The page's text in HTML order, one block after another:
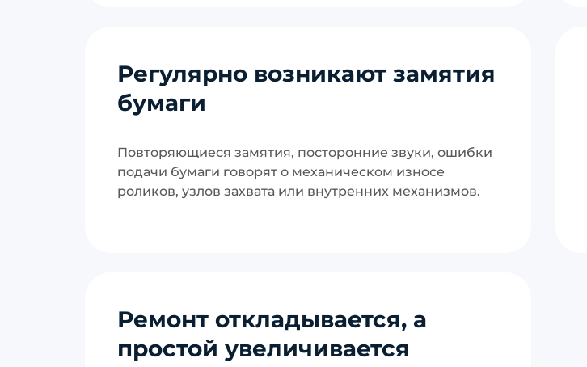
Регулярно возникают замятия
бумаги
Повторяющиеся замятия, посторонние звуки, ошибки
подачи бумаги говорят о механическом износе
роликов, узлов захвата или внутренних механизмов.
Ремонт откладывается, а
простой увеличивается